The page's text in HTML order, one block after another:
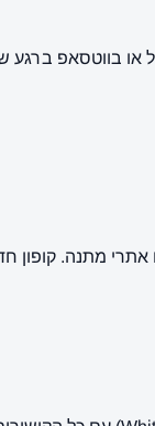
או בווטסאפ
אתרי מתנה.